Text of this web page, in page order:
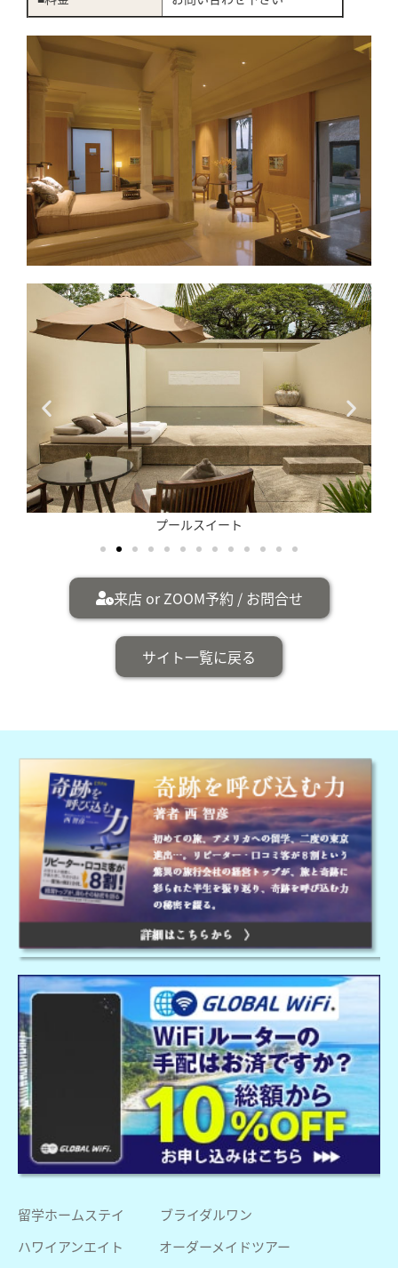
プールスイート
来店 or ZOOM予約 / お問合せ
サイト一覧に戻る
留学ホームステイ
ブライダルワン
ハワイアンエイト
オーダーメイドツアー